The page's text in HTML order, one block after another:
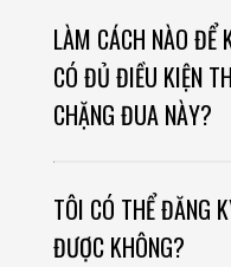
LÀM CÁCH NÀO ĐỂ
CÓ ĐỦ ĐIỀU KIỆN
CHẶNG ĐUA NÀY?
TÔI CÓ THỂ ĐĂNG
ĐƯỢC KHÔNG?